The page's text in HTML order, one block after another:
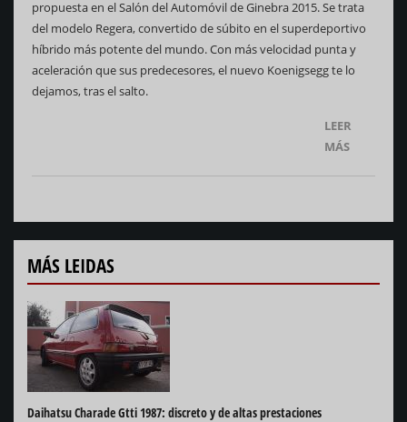
propuesta en el Salón del Automóvil de Ginebra 2015. Se trata
del modelo Regera, convertido de súbito en el superdeportivo
híbrido más potente del mundo. Con más velocidad punta y
aceleración que sus predecesores, el nuevo Koenigsegg te lo
dejamos, tras el salto.
LEER
MÁS
MÁS LEIDAS
Daihatsu Charade Gtti 1987: discreto y de altas prestaciones